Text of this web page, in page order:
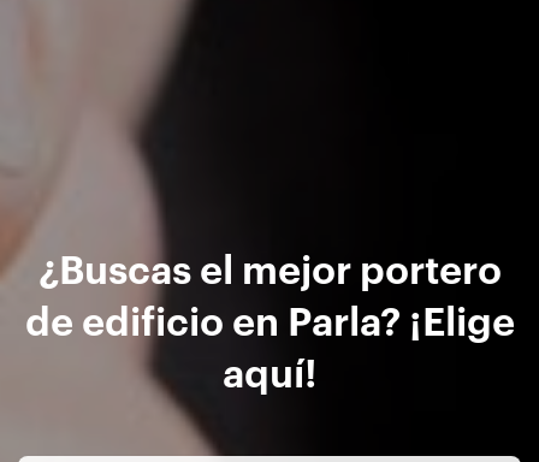
¿Buscas el mejor portero
de edificio en Parla? ¡Elige
aquí!